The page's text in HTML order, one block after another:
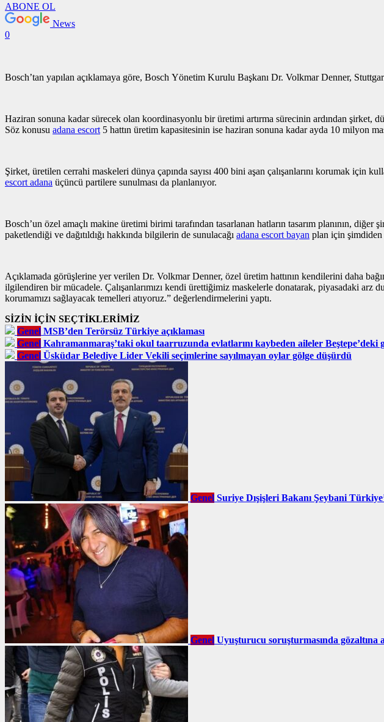
ABONE OL
News
0
Bosch’tan yapılan açıklamaya göre, Bosch Yönetim Kurulu Başkanı Dr. Volkmar Denner,
Haziran sonuna kadar sürecek olan koordinasyonlu bir üretimi artırma sürecinin ardından şirket,
Söz konusu adana escort 5 hattın üretim kapasitesinin ise haziran sonuna kadar ayda 10 milyon
Şirket, üretilen cerrahi maskeleri dünya çapında sayısı 400 bini aşan çalışanlarını korumak için
escort adana üçüncü partilere sunulması da planlanıyor.
Bosch’un özel amaçlı makine üretimi birimi tarafından tasarlanan hatların tasarım planının,
paketlendiği ve dağıtıldığı hakkında bilgilerin de sunulacağı adana escort bayan plan için şimdiden
Açıklamada görüşlerine yer verilen Dr. Volkmar Denner, özel üretim hattının kendilerini daha
ilgilendiren bir mücadele. Çalışanlarımızı kendi ürettiğimiz maskelerle donatarak, piyasadaki arz
korumamızı sağlayacak temelleri atıyoruz.” değerlendirmelerini yaptı.
SİZİN İÇİN SEÇTİKLERİMİZ
Genel MSB’den Terörsüz Türkiye açıklaması
Genel Kahramanmaraş’taki okul taarruzunda evlatlarını kaybeden aileler Beştepe’deki
Genel Üsküdar Belediye Lider Vekili seçimlerine sayılmayan oylar gölge düşürdü
Genel Suriye Dışişleri Bakanı Şeybani
Genel Uyuşturucu soruşturmasında